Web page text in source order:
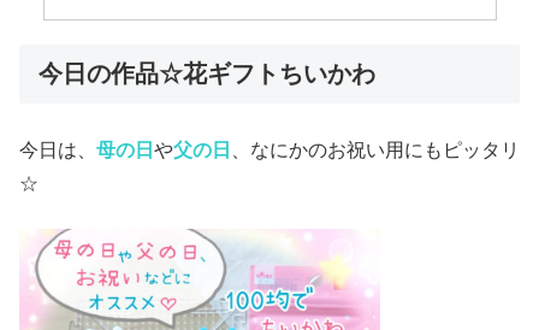
今日の作品☆花ギフトちいかわ
今日は、 母の日 や父の日
、なにかのお祝い用にもピッタリ
☆